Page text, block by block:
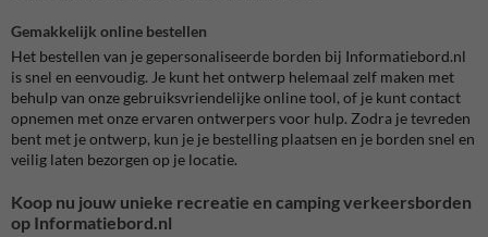
Gemakkelijk online bestellen
Het bestellen van je gepersonaliseerde borden bij Informatiebord.nl
is snel en eenvoudig. Je kunt het ontwerp helemaal zelf maken met
behulp van onze gebruiksvriendelijke online tool, of je kunt contact
opnemen met onze ervaren ontwerpers voor hulp. Zodra je tevreden
bent met je ontwerp, kun je je bestelling plaatsen en je borden snel en
veilig laten bezorgen op je locatie.
Koop nu jouw unieke recreatie en camping verkeersborden
op Informatiebord.nl